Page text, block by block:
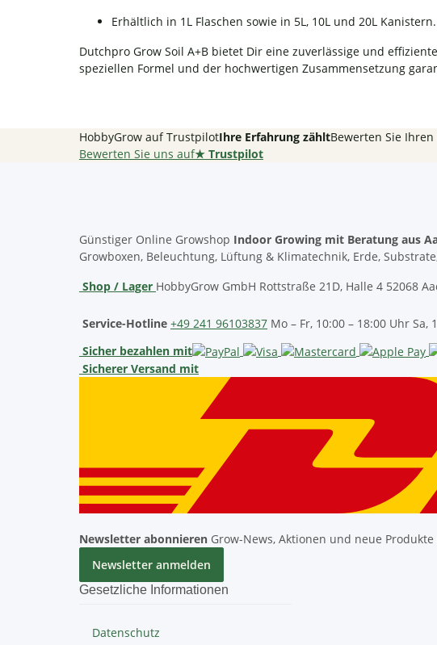
Erhältlich in 1L Flaschen sowie in 5L, 10L und 20L Kanistern.
Dutchpro Grow Soil A+B bietet Dir eine zuverlässige und
speziellen Formel und der hochwertigen Zusammensetzung
HobbyGrow auf TrustpilotIhre Erfahrung zähltBewerten Sie
Bewerten Sie uns auf★ Trustpilot
Günstiger Online Growshop Indoor Growing mit Beratung aus
Growboxen, Beleuchtung, Lüftung & Klimatechnik, Erde,
Shop / Lager HobbyGrow GmbH Rottstraße 21D, Halle 4 52068
Service-Hotline +49 241 96103837 Mo – Fr, 10:00 – 18:00 Uhr Sa,
Sicher bezahlen mit
Sicherer Versand mit
Newsletter abonnieren Grow-News, Aktionen und neue
Newsletter anmelden
Gesetzliche Informationen
Datenschutz